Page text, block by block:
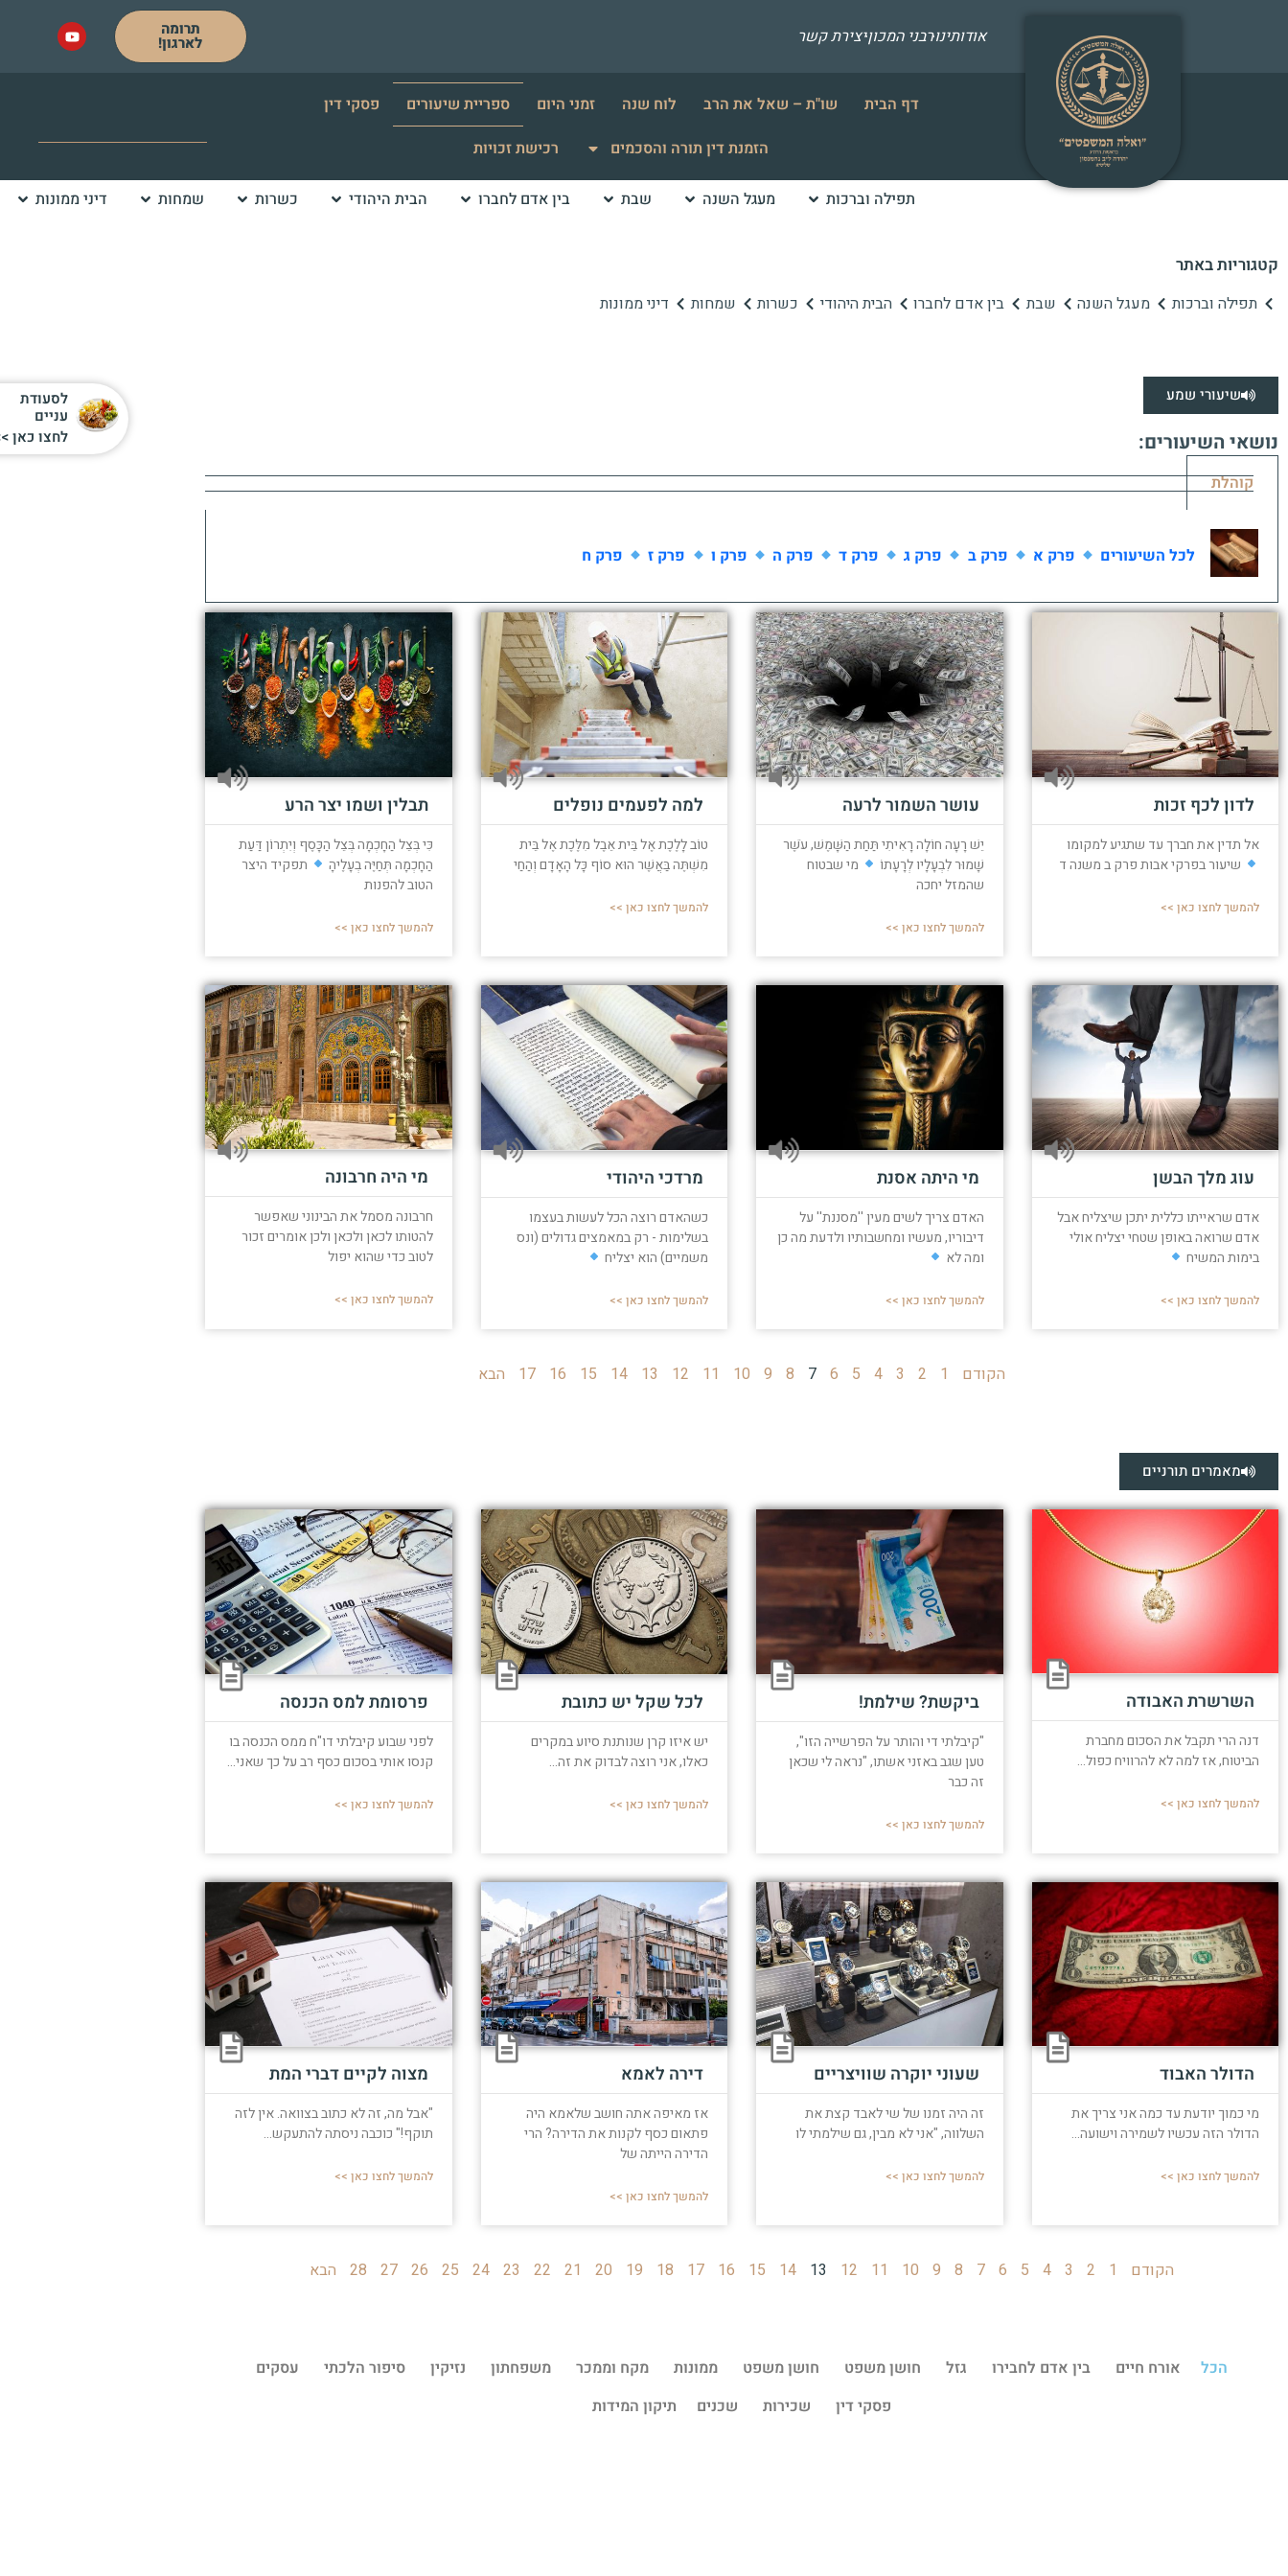
אודותינורבני המכוןיצירת קשר תרומה
לארגון!
דף הבית שו"ת – שאל את הרב לוח שנה זמני היום ספריית שיעורים
פסקי דין
הזמנת דין תורה והסכמים
רכישת זכויות
תפילה וברכות מעגל השנה שבת בין אדם לחברו הבית היהודי כשרות שמחות דיני ממונות
קטגוריות באתר
תפילה וברכות מעגל השנה שבת בין אדם לחברו הבית היהודי כשרות שמחות דיני ממונות
שיעורי שמע
נושאי השיעורים:
קוהלת
לכל השיעורים פרק א פרק ב פרק ג פרק ד פרק ה פרק ו פרק ז פרק ח
לדון לכף זכות
אל תדין את חברך עד שתגיע למקומו
שיעור בפרקי אבות פרק ב משנה ד
להמשך לחצו כאן >>
עושר השמור לרעה
יֵשׁ רָעָה חוֹלָה רָאִיתִי תַּחַת הַשָּׁמֶשׁ, עֹשֶׁר
שָׁמוּר לִבְעָלָיו לְרָעָתוֹ
מי שבטוח
שהמזל יחכה
להמשך לחצו כאן >>
למה לפעמים נופלים
טוֹב לָלֶכֶת אֶל בֵּית אֵבֶל מִלֶּכֶת אֶל בֵּית
מִשְׁתֶּה בַּאֲשֶׁר הוּא סוֹף כָּל הָאָדָם וְהַחַי
להמשך לחצו כאן >>
תבלין ושמו יצר הרע
כִּי בְּצֵל הַחָכְמָה בְּצֵל הַכָּסֶף וְיִתְרוֹן דַּעַת
הַחָכְמָה תְּחַיֶּה בְעָלֶיהָ
תפקיד היצר
הטוב להפנות
להמשך לחצו כאן >>
עוג מלך הבשן
אדם שראייתו כללית יתכן שיצליח אבל
אדם שרואה באופן שטחי יצליח אולי
בימות המשיח
להמשך לחצו כאן >>
מי היתה אסנת
האדם צריך לשים מעין ''מסננת'' על
דיבוריו, מעשיו ומחשבותיו ולדעת מה כן
ומה לא
להמשך לחצו כאן >>
מרדכי היהודי
כשהאדם רוצה הכל לעשות בעצמו
בשלימות - רק במאמצים גדולים (ונס
משמיים) הוא יצליח
להמשך לחצו כאן >>
מי היה חרבונה
חרבונה מסמל את הבינוני שאפשר
להטותו לכאן ולכאן ולכן אומרים זכור
לטוב כדי שהוא יפול
להמשך לחצו כאן >>
הקודם 1
2
3
4
5
6
7
8
9
10
11
12
13
14
15
16
17 הבא
מאמרים תורניים
השרשרת האבודה
דנה הרי תקבל את הסכום מחברת
הביטוח, אז למה לא להרוויח כפול...
להמשך לחצו כאן >>
ביקשת? שילמת!
"קיבלתי די והותר על הפרשייה הזו",
טען שגב באזני אשתו, "נראה לי שכאן
זה כבר
להמשך לחצו כאן >>
לכל שקל יש כתובת
יש איזו קרן שנותנת סיוע במקרים
כאלו, אני רוצה לבדוק את זה...
להמשך לחצו כאן >>
פרסומת למס הכנסה
לפני שבוע קיבלתי דו"ח ממס הכנסה בו
קנסו אותי בסכום כסף רב על כך שאני...
להמשך לחצו כאן >>
הדולר האבוד
מי כמוך יודעת עד כמה אני צריך את
הדולר הזה עכשיו לשמירה וישועה...
להמשך לחצו כאן >>
שעוני יוקרה שוויצריים
זה היה זמנו של שי לאבד קצת את
השלווה, "אני לא מבין, גם שילמתי לו
להמשך לחצו כאן >>
דירה לאמא
אז מאיפה אתה חושב שלאמא היה
פתאום כסף לקנות את הדירה? הרי
הדירה הייתה של
להמשך לחצו כאן >>
מצוה לקיים דברי המת
"אבל מה, זה לא כתוב בצוואה. אין לזה
תוקף!" כוכבה ניסתה להתעקש...
להמשך לחצו כאן >>
הקודם 1
2
3
4
5
6
7
8
9
10
11
12
13
14
15
16
17
18
19
20
21
22
23
24
25
26
27
28 הבא
הכל אורח חיים בין אדם לחבירו גזל חושן משפט חושן משפט ממונות מקח וממכר משפחתון נזיקין סיפור הלכתי
עסקים
פסקי דין
שכירות שכנים תיקון המידות
לסעודת
עניים
לחצו כאן